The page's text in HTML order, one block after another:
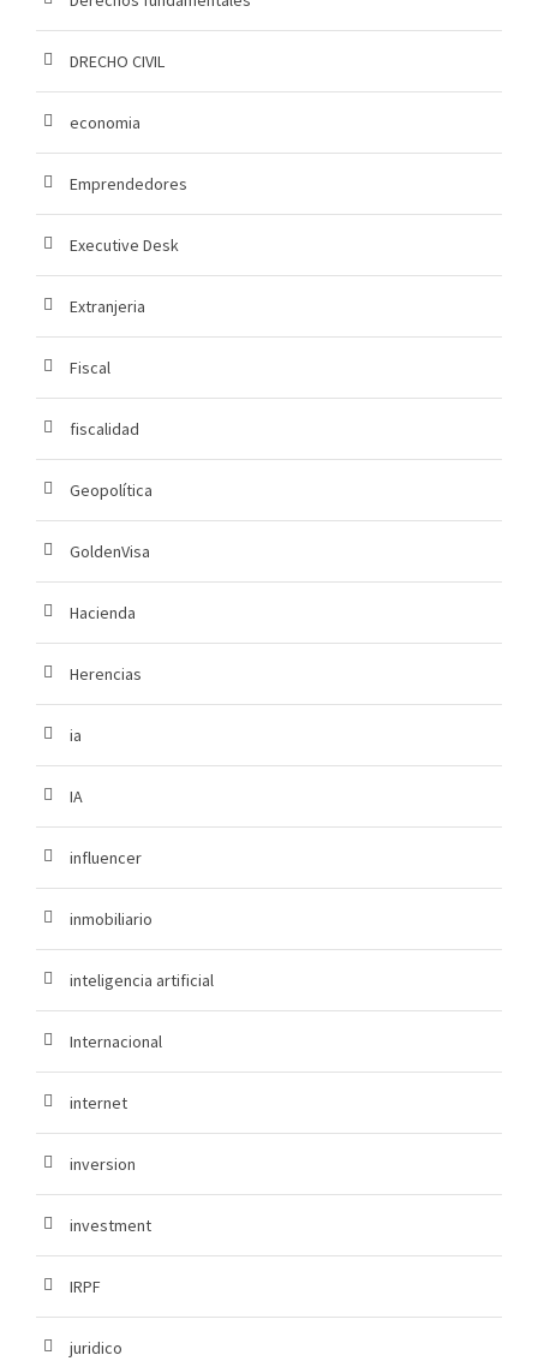
DRECHO CIVIL
economia
Emprendedores
Executive Desk
Extranjeria
Fiscal
fiscalidad
Geopolítica
GoldenVisa
Hacienda
Herencias
ia
IA
influencer
inmobiliario
inteligencia artificial
Internacional
internet
inversion
investment
IRPF
juridico